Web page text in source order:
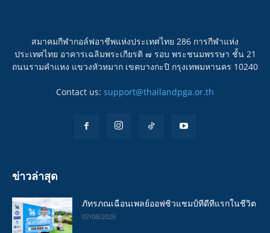
สมาคมกีฬากอล์ฟอาชีพแห่งประเทศไทย 286 การกีฬาแห่ง
ประเทศไทย อาคารเฉลิมพระเกียรติ ๗ รอบ พระชนมพรรษา ชั้น 21
ถนนรามคำแหง แขวงหัวหมาก เขตบางกะปิ กรุงเทพมหานคร 10240
Contact us: support@thailandpga.or.th
ข่าวล่าสุด
ภัทรภณเฉือนเพลย์ออฟซิวแชมป์ทีดีทีแรกในชีวิต
07/08/2026